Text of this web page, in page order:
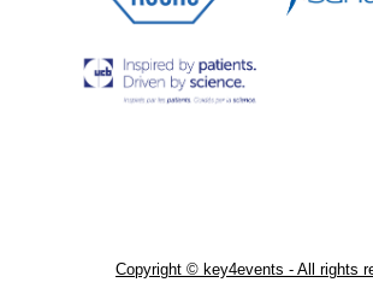
Copyright © key4events - All rights